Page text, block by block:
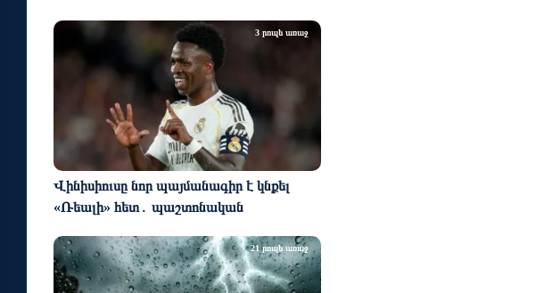
Վինիսիուսը նոր պայմանագիր է կնքել
«Ռեալի» հետ․ պաշտոնական
3 րոպե առաջ
21 րոպե առաջ